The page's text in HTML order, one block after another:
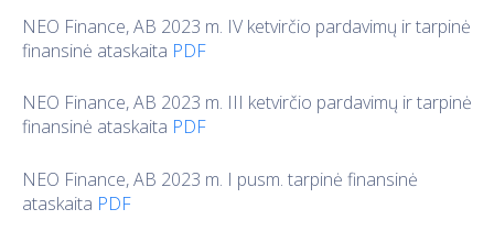
NEO Finance, AB 2023 m. IV ketvirčio pardavimų ir tarpinė
finansinė ataskaita PDF
NEO Finance, AB 2023 m. III ketvirčio pardavimų ir tarpinė
finansinė ataskaita PDF
NEO Finance, AB 2023 m. I pusm. tarpinė finansinė
ataskaita PDF